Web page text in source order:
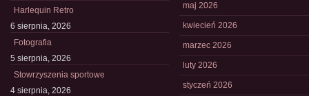
Harlequin Retro
6 sierpnia, 2026
Fotografia
5 sierpnia, 2026
Stowrzyszenia sportowe
4 sierpnia, 2026
maj 2026
kwiecień 2026
marzec 2026
luty 2026
styczeń 2026